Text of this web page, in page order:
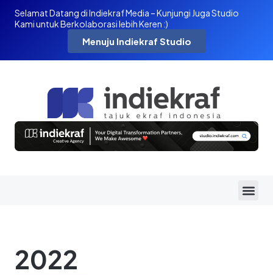
Selamat Datang di Indiekraf Media – Kunjungi Juga Studio
Kami untuk Berkolaborasi lebih Keren :)
Menuju Indiekraf Studio
2022